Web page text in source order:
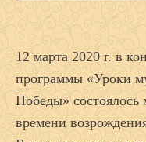
12 марта 2020 г. в
программы «Уроки
Победы» состоялось
времени